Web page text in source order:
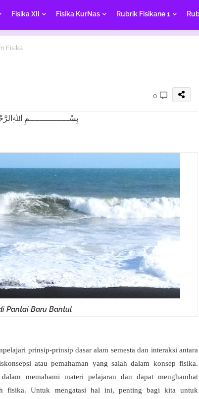
Fisika XII Fisika KurNas Rubrik Fisikane 1
Fisika
0
بِسْــــــــــــــــمِ
Pantai Baru Bantul
prinsip-prinsip dasar alam semesta dan interaksi antara
atau pemahaman yang salah dalam konsep fisika.
memahami materi pelajaran dan dapat menghambat
fisika. Untuk mengatasi hal ini, penting bagi kita untuk